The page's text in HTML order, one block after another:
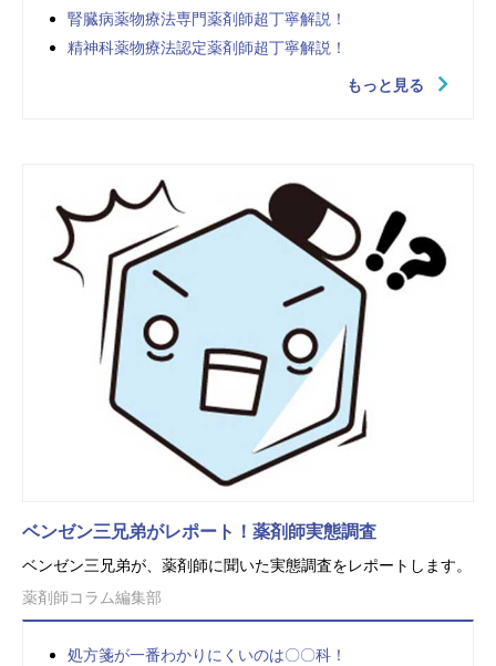
腎臓病薬物療法専門薬剤師超丁寧解説！
精神科薬物療法認定薬剤師超丁寧解説！
もっと見る
ベンゼン三兄弟がレポート！薬剤師実態調査
ベンゼン三兄弟が、薬剤師に聞いた実態調査をレポートします。
薬剤師コラム編集部
処方箋が一番わかりにくいのは〇〇科！